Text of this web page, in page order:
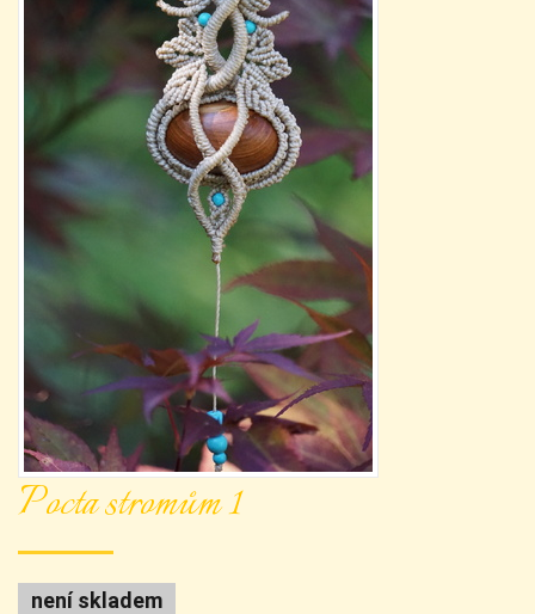
Pocta stromům 1
není skladem